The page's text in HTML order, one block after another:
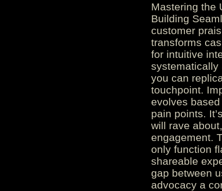
Mastering the
Building
customer
transforms
for intuitive
systematically
you can
touchpoint.
evolves
pain points.
will rave
engagement.
only function
shareable
gap between
advocacy a